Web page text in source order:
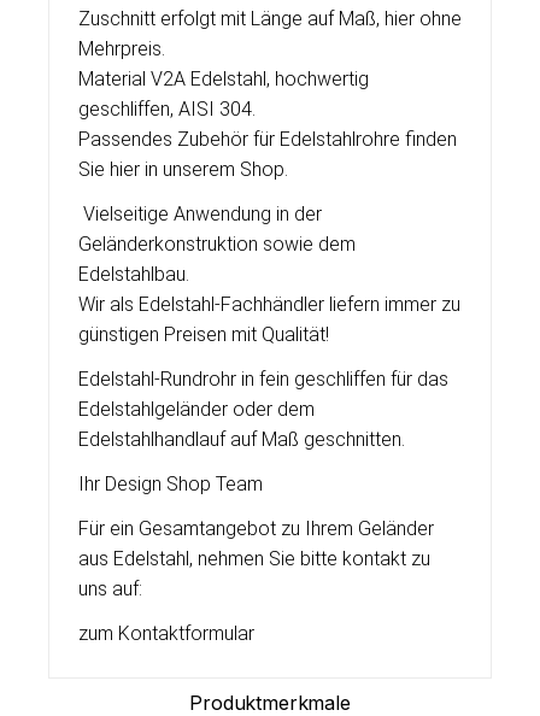
Zuschnitt erfolgt mit Länge auf Maß, hier ohne
Mehrpreis.
Material V2A Edelstahl, hochwertig
geschliffen, AISI 304.
Passendes Zubehör für Edelstahlrohre finden
Sie hier in unserem Shop.
Vielseitige Anwendung in der
Geländerkonstruktion sowie dem
Edelstahlbau.
Wir als Edelstahl-Fachhändler liefern immer zu
günstigen Preisen mit Qualität!
Edelstahl-Rundrohr in fein geschliffen für das
Edelstahlgeländer oder dem
Edelstahlhandlauf auf Maß geschnitten.
Ihr Design Shop Team
Für ein Gesamtangebot zu Ihrem Geländer
aus Edelstahl, nehmen Sie bitte kontakt zu
uns auf:
zum Kontaktformular
Produktmerkmale